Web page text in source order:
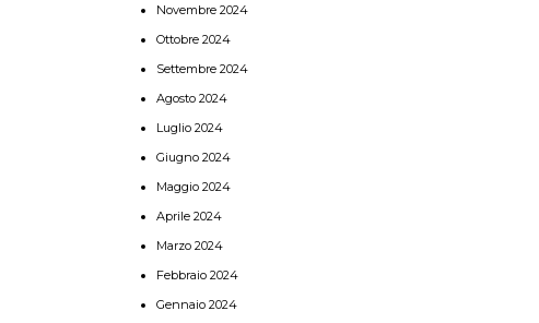
Novembre 2024
Ottobre 2024
Settembre 2024
Agosto 2024
Luglio 2024
Giugno 2024
Maggio 2024
Aprile 2024
Marzo 2024
Febbraio 2024
Gennaio 2024